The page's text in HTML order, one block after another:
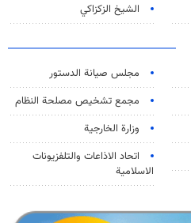
الشيخ الزكزاكي
مجلس صيانة الدستور
مجمع تشخيص مصلحة النظام
وزارة الخارجية
اتحاد الاذاعات والتلفزيونات
الاسلامية